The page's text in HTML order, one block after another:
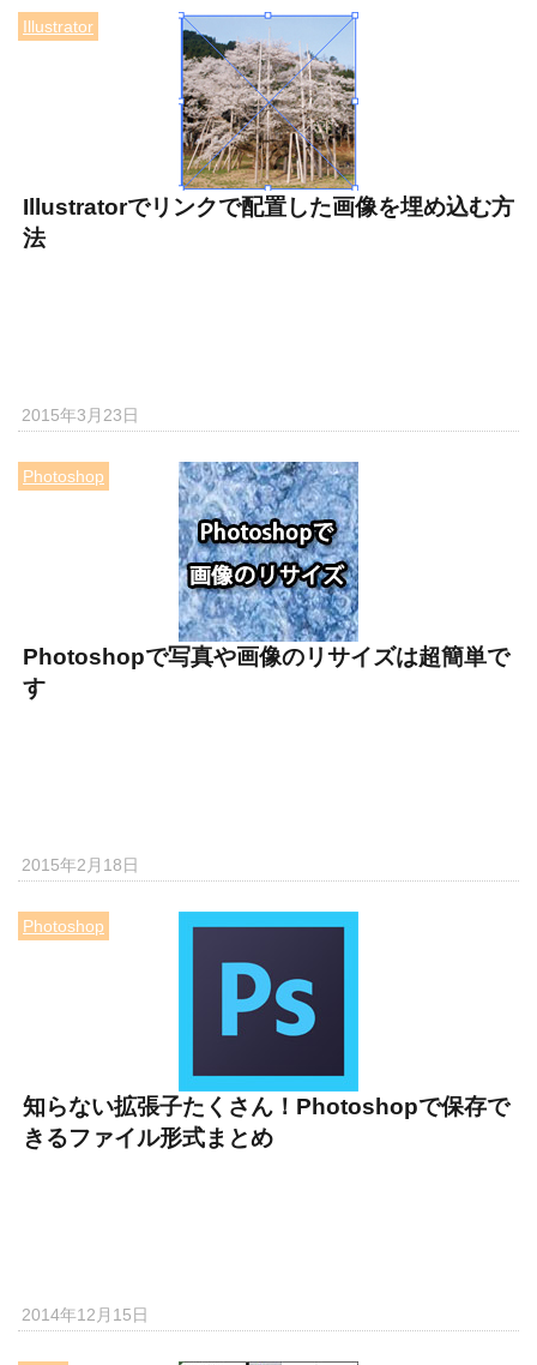
Illustrator
Illustratorでリンクで配置した画像を埋め込む方
法
2015年3月23日
Photoshop
Photoshopで写真や画像のリサイズは超簡単で
す
2015年2月18日
Photoshop
知らない拡張子たくさん！Photoshopで保存で
きるファイル形式まとめ
2014年12月15日